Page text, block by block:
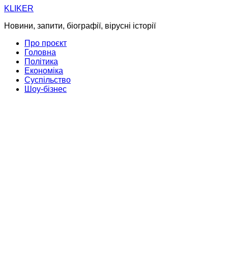
Skip
content
KLIKER
Новини, запити, біографії, вірусні історії
Про проєкт
Головна
Політика
Економіка
Суспільство
Шоу-бізнес